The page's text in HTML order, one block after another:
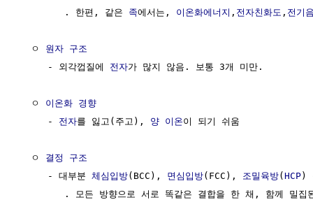
        . 한편, 같은
족에서는, 이온화에너지 , 전자친화도 , 전기
  ㅇ
원자 구조
     - 외각껍질에
전자가 많지 않음. 보통 3개 미만.
  ㅇ
이온화 경향
     -
전자를 잃고(주고), 양 이온이 되기 쉬움
  ㅇ
결정 구조
     - 대부분
체심입방(BCC), 면심입방(FCC), 조밀육방(HCP)
. 모든 방향으로 서로 똑같은 결합을 한 채, 함께 밀